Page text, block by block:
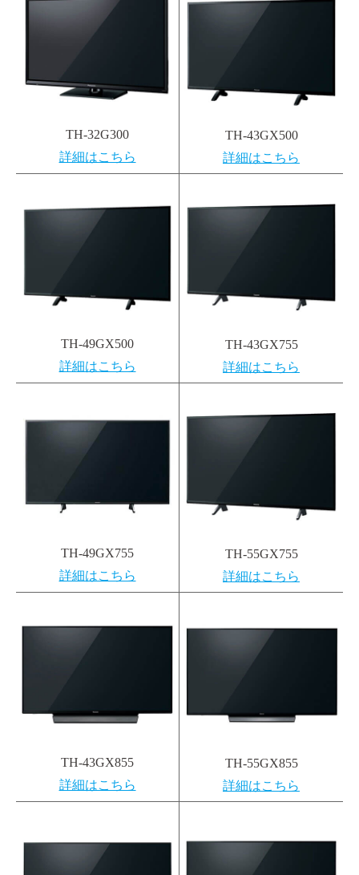
TH-32G300
詳細はこちら
TH-43GX500
詳細はこちら
TH-49GX500
詳細はこちら
TH-43GX755
詳細はこちら
TH-49GX755
詳細はこちら
TH-55GX755
詳細はこちら
TH-43GX855
詳細はこちら
TH-55GX855
詳細はこちら